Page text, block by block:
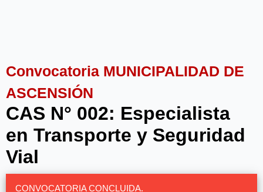
Convocatoria MUNICIPALIDAD DE
ASCENSIÓN
CAS N° 002: Especialista
en Transporte y Seguridad
Vial
CONVOCATORIA CONCLUIDA.